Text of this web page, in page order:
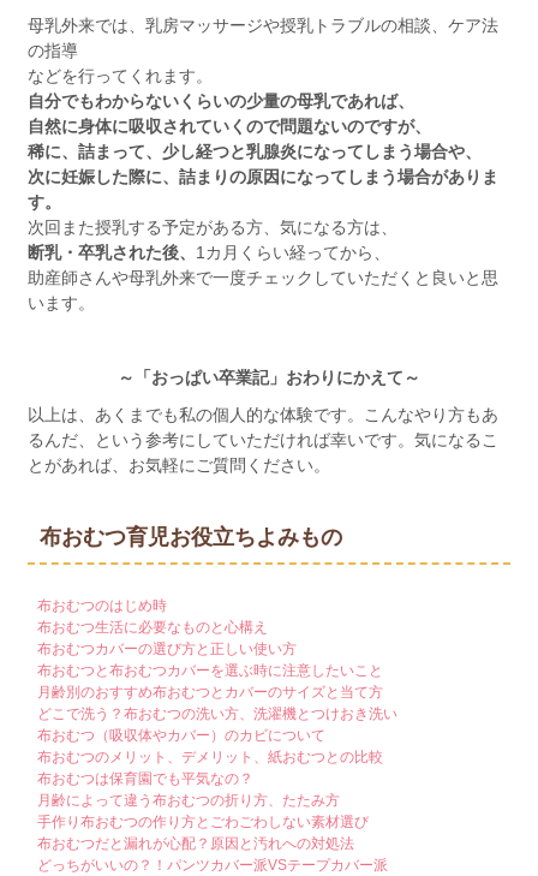
母乳外来では、乳房マッサージや授乳トラブルの相談、ケア法
の指導
などを行ってくれます。
自分でもわからないくらいの少量の母乳であれば、
自然に身体に吸収されていくので問題ないのですが、
稀に、詰まって、少し経つと乳腺炎になってしまう場合や、
次に妊娠した際に、詰まりの原因になってしまう場合がありま
す。
次回また授乳する予定がある方、気になる方は、
断乳・卒乳された後、 1カ月くらい経ってから、
助産師さんや母乳外来で一度チェックしていただくと良いと思
います。
～「おっぱい卒業記」おわりにかえて～
以上は、あくまでも私の個人的な体験です。こんなやり方もあ
るんだ、という参考にしていただければ幸いです。気になるこ
とがあれば、お気軽にご質問ください。
布おむつ育児お役立ちよみもの
布おむつのはじめ時
布おむつ生活に必要なものと心構え
布おむつカバーの選び方と正しい使い方
布おむつと布おむつカバーを選ぶ時に注意したいこと
月齢別のおすすめ布おむつとカバーのサイズと当て方
どこで洗う？布おむつの洗い方、洗濯機とつけおき洗い
布おむつ（吸収体やカバー）のカビについて
布おむつのメリット、デメリット、紙おむつとの比較
布おむつは保育園でも平気なの？
月齢によって違う布おむつの折り方、たたみ方
手作り布おむつの作り方とごわごわしない素材選び
布おむつだと漏れが心配？原因と汚れへの対処法
どっちがいいの？！パンツカバー派VSテープカバー派